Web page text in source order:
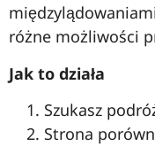
różne możliwości
Jak to działa
Szukasz
Strona